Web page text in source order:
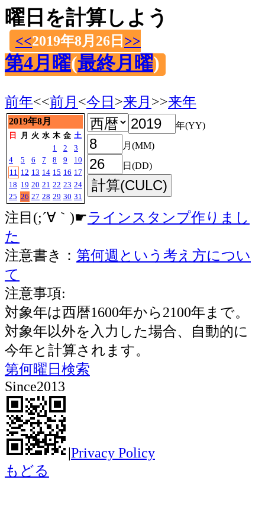
曜日を計算しよう
<<2019年8月26日 >>
第4月曜(最終月曜)
前年<<前月 <今日 >来月 >>来年
2019年8月
日 月 火 水 木 金 土
1
2
3
4
5 6 7 8 9
10
11 12 13 14 15 16 17
18 19 20 21 22 23 24
25 26 27 28 29 30 31
年(YY)
月(MM)
日(DD)
注目(;´∀｀)☛ラインスタンプ作りまし
た
注意書き： 第何週という考え方につい
て
注意事項:
対象年は西暦1600年から2100年まで。
対象年以外を入力した場合、自動的に
今年と計算されます。
第何曜日検索
Since2013
|Privacy Policy
もどる